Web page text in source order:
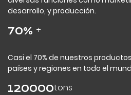
desarrollo, y producción.
70% +
Casi el 70% de nuestros
países y regiones en todo el
120000tons